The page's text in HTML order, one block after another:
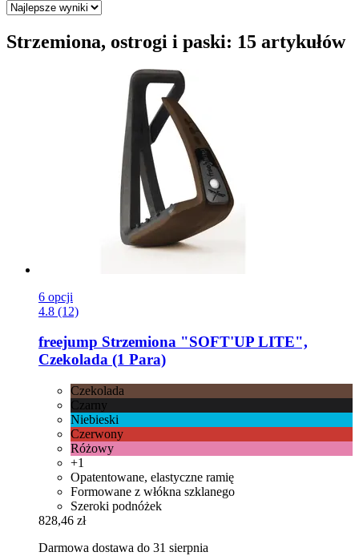
Strzemiona, ostrogi i paski: 15 artykułów
6 opcji
4.8 (12)
freejump Strzemiona "SOFT'UP LITE",
Czekolada (1 Para)
Czekolada
Czarny
Niebieski
Czerwony
Różowy
+1
Opatentowane, elastyczne ramię
Formowane z włókna szklanego
Szeroki podnóżek
828,46 zł
Darmowa dostawa do 31 sierpnia